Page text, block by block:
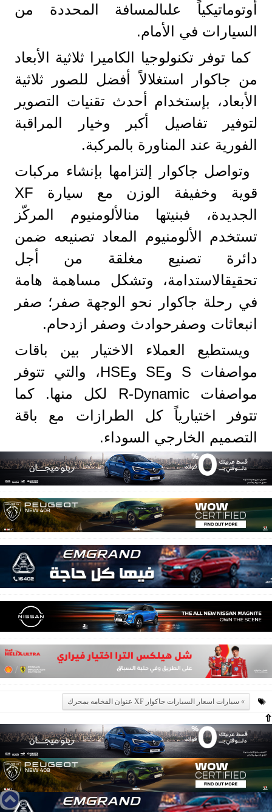
أوتوماتيكياً علىالمسافة المحددة من
السيارات في الأمام.
كما توفر تكنولوجيا الكاميرا ثلاثية الأبعاد
من جاكوار استغلالاً أفضل للصور ثلاثية
الأبعاد، بإستخدام أحدث تقنيات التصوير
لتوفير تفاصيل أكبر وخيار المراقبة
الفورية عند المناورة بالمركبة.
وتواصل جاكوار إلتزامها بإنشاء مركبات
قوية وخفيفة الوزن مع سيارة XF
الجديدة، فبنيتها منالألومنيوم المركّز
تستخدم الألومنيوم المعاد تصنيعه ضمن
دائرة تصنيع مغلقة من أجل
تحقيقالاستدامة، وتشكل مساهمة هامة
في رحلة جاكوار نحو الوجهة صفر؛ صفر
انبعاثات وصفرحوادث وصفر ازدحام.
ويستطيع العملاء الاختيار بين باقات
مواصفات S وSE وHSE، والتي تتوفر
مواصفات R-Dynamic لكل منها. كما
تتوفر اختيارياً كل الطرازات مع باقة
التصميم الخارجي السوداء.
سيارات اسعار السيارات جاكوار XF عنوان الفخامه بمحرك
⇧